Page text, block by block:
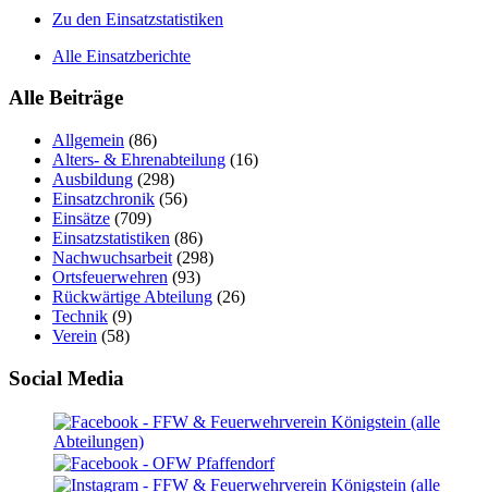
Zu den Einsatzstatistiken
Alle Einsatzberichte
Alle Beiträge
Allgemein (86)
Alters- & Ehrenabteilung (16)
Ausbildung (298)
Einsatzchronik (56)
Einsätze (709)
Einsatzstatistiken (86)
Nachwuchsarbeit (298)
Ortsfeuerwehren (93)
Rückwärtige Abteilung (26)
Technik (9)
Verein (58)
Social Media